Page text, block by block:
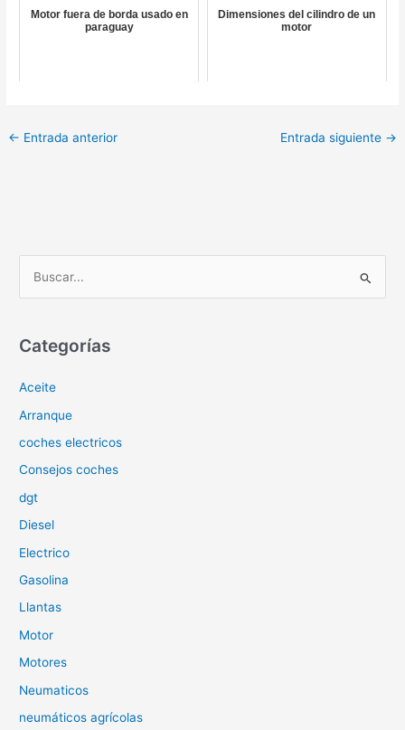
Motor fuera de borda usado en
paraguay
Dimensiones del cilindro de un
motor
← Entrada anterior Entrada siguiente →
c
r
p
o
Categorías
Aceite
Arranque
coches electricos
Consejos coches
dgt
Diesel
Electrico
Gasolina
Llantas
Motor
Motores
Neumaticos
neumáticos agrícolas